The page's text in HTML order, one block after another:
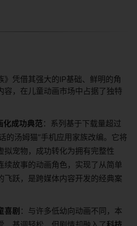
》凭借其强大的IP基础、鲜明的角
容，在儿童动画市场中占据了独特
化成功典范 ：系列基于下载量超过
的汤姆猫”手机应用家族改编。它将
拟宠物，成功转化为拥有完整性
续故事的动画角色，实现了从简单
飞跃，是跨媒体内容开发的经典案
喜剧 ：与许多低幼向动画不同，本